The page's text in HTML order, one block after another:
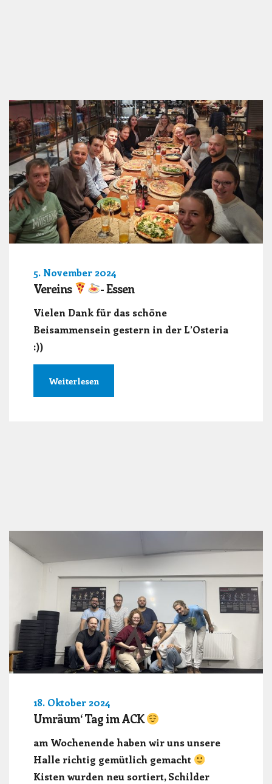
5. November 2024
Vereins - Essen
Vielen Dank für das schöne
Beisammensein gestern in der L’Osteria
:))
Weiterlesen
18. Oktober 2024
Umräum‘ Tag im ACK
am Wochenende haben wir uns unsere
Halle richtig gemütlich gemacht
Kisten wurden neu sortiert, Schilder